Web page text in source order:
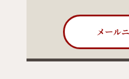
メール